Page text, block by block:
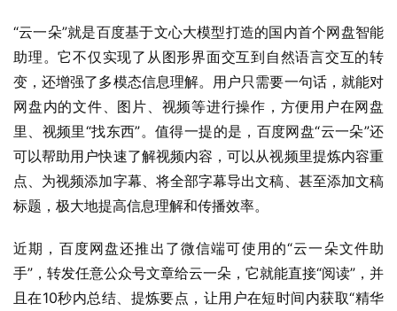
“云一朵”就是百度基于文心大模型打造的国内首个网盘智能
助理。它不仅实现了从图形界面交互到自然语言交互的转
变，还增强了多模态信息理解。用户只需要一句话，就能对
网盘内的文件、图片、视频等进行操作，方便用户在网盘
里、视频里“找东西”。值得一提的是，百度网盘“云一朵”还
可以帮助用户快速了解视频内容，可以从视频里提炼内容重
点、为视频添加字幕、将全部字幕导出文稿、甚至添加文稿
标题，极大地提高信息理解和传播效率。
近期，百度网盘还推出了微信端可使用的“云一朵文件助
手”，转发任意公众号文章给云一朵，它就能直接“阅读”，并
且在10秒内总结、提炼要点，让用户在短时间内获取“精华